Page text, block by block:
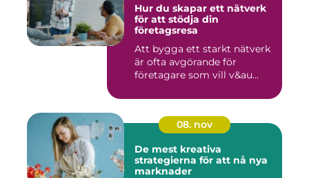
Hur du skapar ett nätverk
för att stödja din
företagsresa
Att bygga ett starkt nätverk
är ofta avgörande för
företagare som vill v&au...
08. nov
De mest kreativa
strategierna för att nå nya
marknader